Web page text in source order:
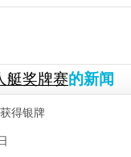
艇奖牌赛的新闻
得银牌